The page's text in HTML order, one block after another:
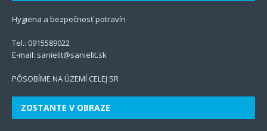
Hygiena a bezpečnosť potravín
Tel.: 0915589022
E-mail: sanielit@sanielit.sk
PÔSOBÍME NA ÚZEMÍ CELEJ SR
ZOSTANTE V OBRAZE